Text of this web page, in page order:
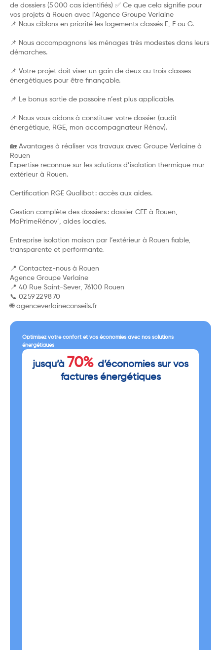
de dossiers (5 000 cas identifiés) ✅ Ce que cela signifie pour
vos projets à Rouen avec l’Agence Groupe Verlaine
📌 Nous ciblons en priorité les logements classés E, F ou G.
📌 Nous accompagnons les ménages très modestes dans leurs
démarches.
📌 Votre projet doit viser un gain de deux ou trois classes
énergétiques pour être finançable.
📌 Le bonus sortie de passoire n’est plus applicable.
📌 Nous vous aidons à constituer votre dossier (audit
énergétique, RGE, mon accompagnateur Rénov).
🏡 Avantages à réaliser vos travaux avec Groupe Verlaine à
Rouen
Expertise reconnue sur les solutions d’isolation thermique mur
extérieur à Rouen.
Certification RGE Qualibat : accès aux aides.
Gestion complète des dossiers : dossier CEE à Rouen,
MaPrimeRénov’, aides locales.
Entreprise isolation maison par l’extérieur à Rouen fiable,
transparente et performante.
📍 Contactez-nous à Rouen
Agence Groupe Verlaine
📍 40 Rue Saint-Sever, 76100 Rouen
📞 02 59 22 98 70
🌐 agenceverlaineconseils.fr
Optimisez votre confort et vos économies avec nos solutions
énergétiques
jusqu’à 70% d’économies sur vos
factures énergétiques